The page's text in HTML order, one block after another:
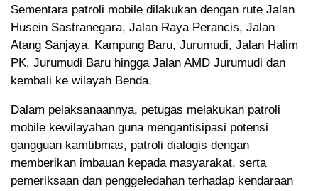
Sementara patroli mobile dilakukan dengan rute Jalan
Husein Sastranegara, Jalan Raya Perancis, Jalan
Atang Sanjaya, Kampung Baru, Jurumudi, Jalan Halim
PK, Jurumudi Baru hingga Jalan AMD Jurumudi dan
kembali ke wilayah Benda.
Dalam pelaksanaannya, petugas melakukan patroli
mobile kewilayahan guna mengantisipasi potensi
gangguan kamtibmas, patroli dialogis dengan
memberikan imbauan kepada masyarakat, serta
pemeriksaan dan penggeledahan terhadap kendaraan